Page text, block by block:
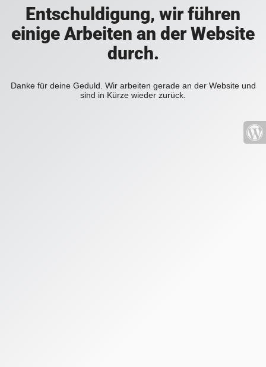
Entschuldigung, wir führen
einige Arbeiten an der Website
durch.
Danke für deine Geduld. Wir arbeiten gerade an der Website und
sind in Kürze wieder zurück.